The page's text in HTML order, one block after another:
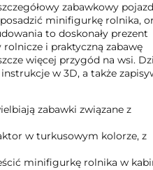
zabawkowy pojazd
minifigurkę rolnika,
to doskonały prezent
i praktyczną zabawę
więcej przygód na wsi.
w 3D, a także
zabawki związane z
w turkusowym kolorze, z
minifigurkę rolnika w